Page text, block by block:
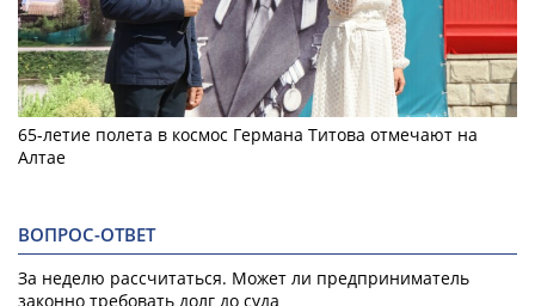
65-летие полета в космос Германа Титова отмечают на
Алтае
ВОПРОС-ОТВЕТ
За неделю рассчитаться. Может ли предприниматель
законно требовать долг до суда